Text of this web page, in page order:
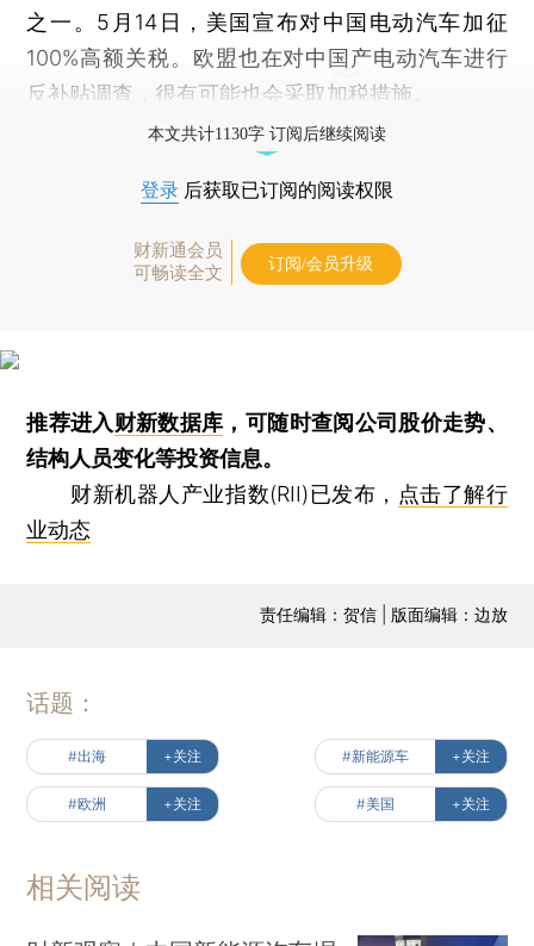
之一。5月14日，美国宣布对中国电动汽车加征
100%高额关税。欧盟也在对中国产电动汽车进行
反补贴调查，很有可能也会采取加税措施。
本文共计1130字 订阅后继续阅读
登录 后获取已订阅的阅读权限
财新通会员
可畅读全文
订阅/会员升级
推荐进入财新数据库 ，可随时查阅公司股价走势、
结构人员变化等投资信息。
财新机器人产业指数(RII)已发布， 点击了解行
业动态
责任编辑：贺信 | 版面编辑：边放
话题：
#出海 +关注 #新能源车 +关注
#欧洲 +关注 #美国 +关注
相关阅读